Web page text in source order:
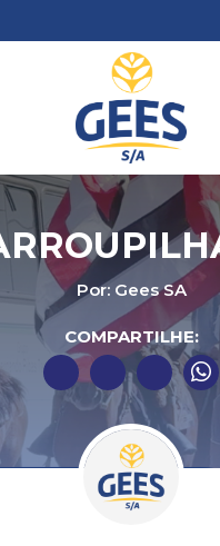
Por: Gees SA
COMPARTILHE: